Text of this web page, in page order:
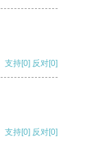
支持[0] 反对[0]
支持[0] 反对[0]